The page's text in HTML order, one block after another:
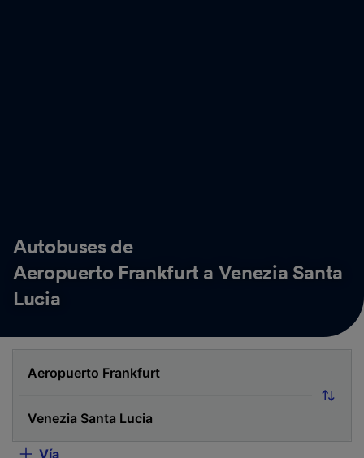
Autobuses de
Aeropuerto Frankfurt a Venezia Santa
Lucia
Vía